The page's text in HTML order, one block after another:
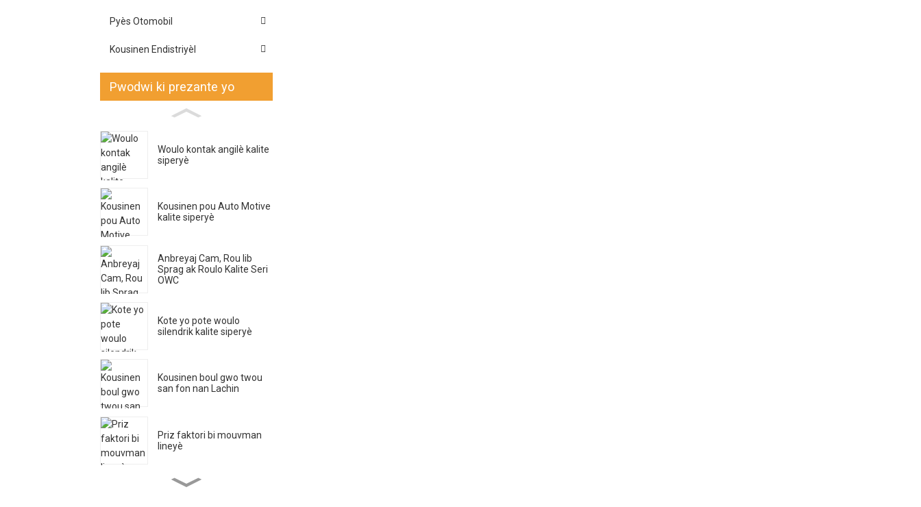
Pyès Otomobil
Kousinen Endistriyèl
Pwodwi ki prezante yo
Woulo kontak angilè kalite
siperyè
Kousinen pou Auto Motive
kalite siperyè
Anbreyaj Cam, Rou lib
Sprag ak Roulo Kalite Seri
OWC
Kote yo pote woulo
silendrik kalite siperyè
Kousinen boul gwo twou
san fon nan Lachin
Priz faktori bi mouvman
lineyè